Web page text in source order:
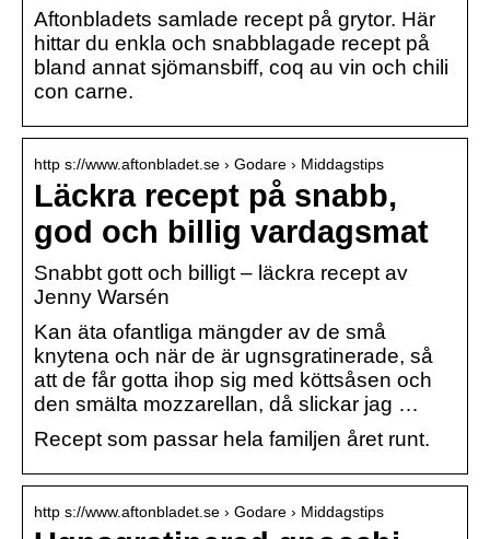
Aftonbladets samlade recept på grytor. Här
hittar du enkla och snabblagade recept på
bland annat sjömansbiff, coq au vin och chili
con carne.
http s://www.aftonbladet.se › Godare › Middagstips
Läckra recept på snabb,
god och billig vardagsmat
Snabbt gott och billigt – läckra recept av
Jenny Warsén
Kan äta ofantliga mängder av de små
knytena och när de är ugnsgratinerade, så
att de får gotta ihop sig med köttsåsen och
den smälta mozzarellan, då slickar jag …
Recept som passar hela familjen året runt.
http s://www.aftonbladet.se › Godare › Middagstips